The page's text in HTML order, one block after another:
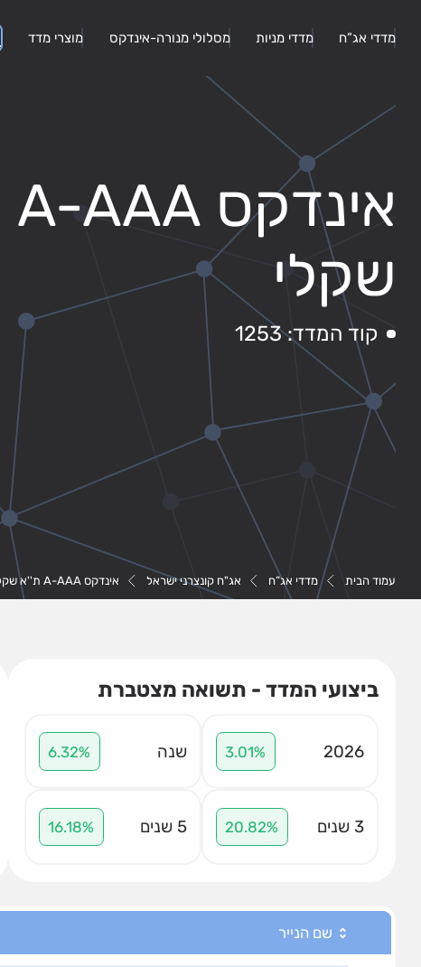
מדדי אג”ח מדדי מניות מסלולי מנורה-אינדקס מוצרי מדד
שקלי
קוד המדד: 1253
עמוד הבית מדדי אג”ח אג"ח קונצרני ישראל אינדקס A-AAA ת''א שקלי
ביצועי המדד - תשואה מצטברת
2026
3.01% שנה 6.32%
3 שנים 20.82% 5 שנים 16.18%
שם הנייר